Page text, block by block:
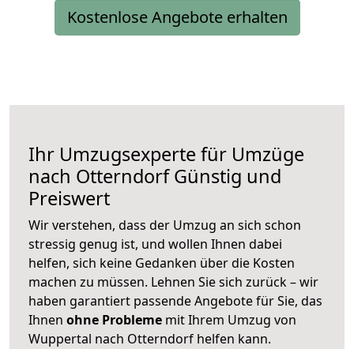
Kostenlose Angebote erhalten
Ihr Umzugsexperte für Umzüge
nach OtterndorfGünstig und
Preiswert
Wir verstehen, dass der Umzug an sich schon
stressig genug ist, und wollen Ihnen dabei
helfen, sich keine Gedanken über die Kosten
machen zu müssen. Lehnen Sie sich zurück – wir
haben garantiert passende Angebote für Sie, das
Ihnen ohne Probleme mit Ihrem Umzug von
Wuppertal nach Otterndorf helfen kann.